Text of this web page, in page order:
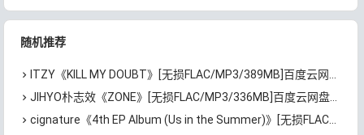
随机推荐
ITZY《KILL MY DOUBT》[无损FLAC/MP3/389MB]百度云网盘下载
JIHYO朴志效《ZONE》[无损FLAC/MP3/336MB]百度云网盘下载
cignature《4th EP Album (Us in the Summer)》[无损FLAC/MP3/198MB]百度云网盘下载